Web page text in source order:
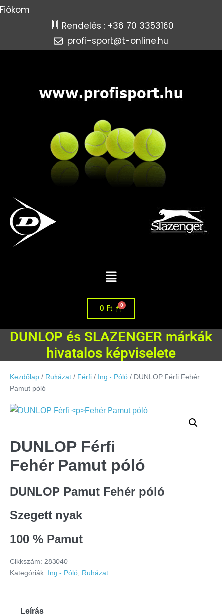
Fiókom
Rendelés : +36 70 3353160
profi-sport@t-online.hu
0 Ft
DUNLOP és SLAZENGER márkák
hivatalos képviselete
Kezdőlap / Ruházat / Férfi / Ing - Póló / DUNLOP Férfi Fehér
Pamut póló
DUNLOP Férfi
Fehér Pamut póló
DUNLOP Pamut Fehér póló
Szegett nyak
100 % Pamut
Cikkszám: 283040
Kategóriák: Ing - Póló, Ruházat
Leírás